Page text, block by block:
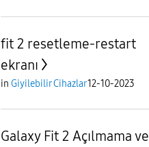
fit 2 resetleme-restart
ekranı
in Giyilebilir Cihazlar12-10-2023
Galaxy Fit 2 Açılmama ve